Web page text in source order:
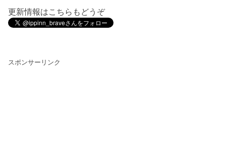
更新情報はこちらもどうぞ
スポンサーリンク